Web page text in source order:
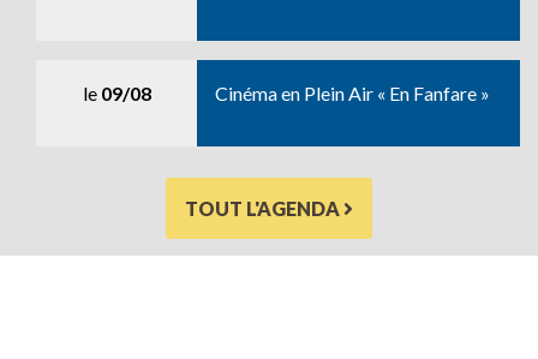
le 09/08 Cinéma en Plein Air « En Fanfare »
TOUT L'AGENDA